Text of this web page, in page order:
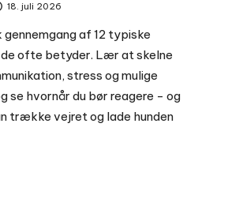
18. juli 2026
gennemgang af 12 typiske
de ofte betyder. Lær at skelne
stress og mulige
se hvornår du bør reagere - og
trække vejret og lade hunden